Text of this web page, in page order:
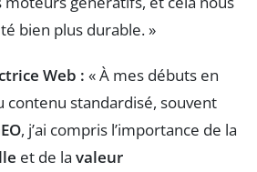
bien plus durable. »
Web : « À mes débuts en
contenu standardisé, souvent
, j’ai compris l’importance de la
et de la valeur